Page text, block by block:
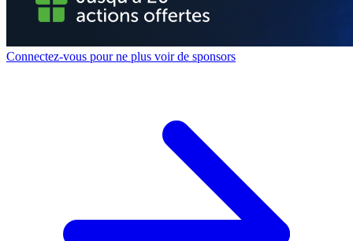
Connectez-vous pour ne plus voir de sponsors